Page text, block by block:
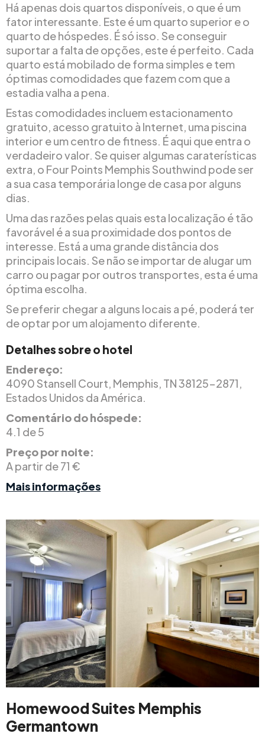
Há apenas dois quartos disponíveis, o que é um
fator interessante. Este é um quarto superior e o
quarto de hóspedes. É só isso. Se conseguir
suportar a falta de opções, este é perfeito. Cada
quarto está mobilado de forma simples e tem
óptimas comodidades que fazem com que a
estadia valha a pena.
Estas comodidades incluem estacionamento
gratuito, acesso gratuito à Internet, uma piscina
interior e um centro de fitness. É aqui que entra o
verdadeiro valor. Se quiser algumas caraterísticas
extra, o Four Points Memphis Southwind pode ser
a sua casa temporária longe de casa por alguns
dias.
Uma das razões pelas quais esta localização é tão
favorável é a sua proximidade dos pontos de
interesse. Está a uma grande distância dos
principais locais. Se não se importar de alugar um
carro ou pagar por outros transportes, esta é uma
óptima escolha.
Se preferir chegar a alguns locais a pé, poderá ter
de optar por um alojamento diferente.
Detalhes sobre o hotel
Endereço:
4090 Stansell Court, Memphis, TN 38125-2871,
Estados Unidos da América.
Comentário do hóspede:
4.1 de 5
Preço por noite:
A partir de 71 €
Mais informações
Homewood Suites Memphis
Germantown